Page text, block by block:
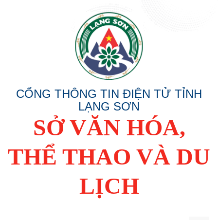
CỔNG THÔNG TIN ĐIỆN TỬ TỈNH
LẠNG SƠN
SỞ VĂN HÓA,
THỂ THAO VÀ DU
LỊCH